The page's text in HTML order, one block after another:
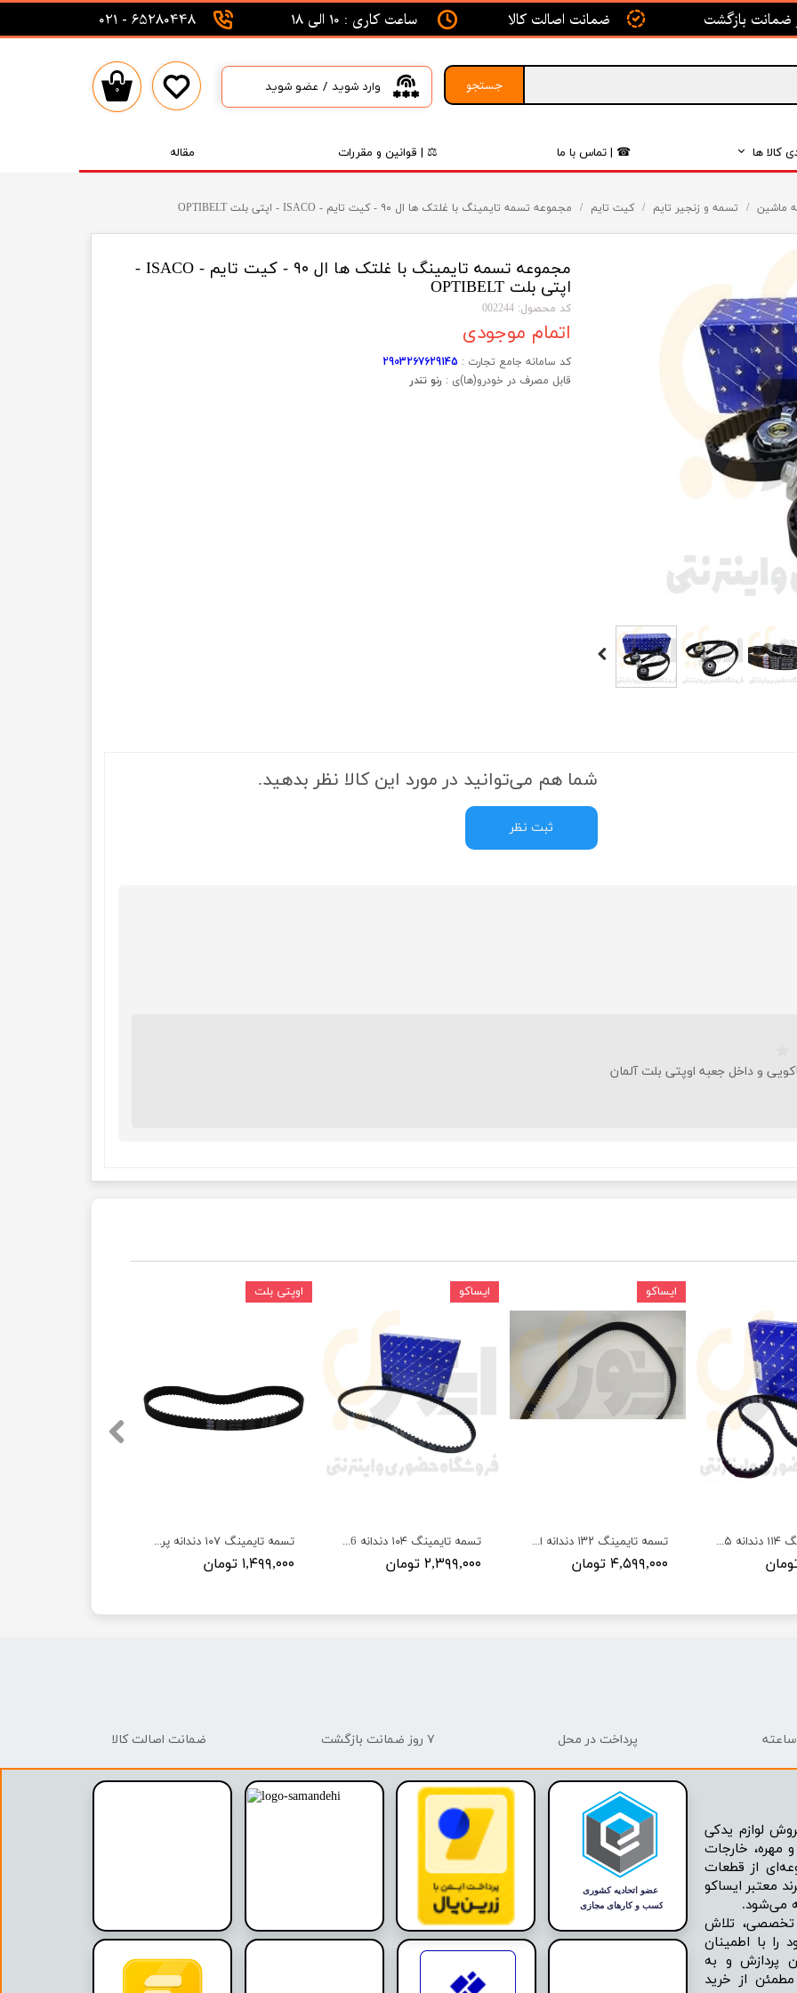
جستجو
کالا ها
قدرت
و ترمز
و اسپرت
ماشین
☎ | تماس با ما ⚖ | قوانین و مقررات مقاله
ضمانت اصالت کالا ساعت کاری : 10 الی 18 65280448 - 021
۰ وارد شوید / عضو شوید
حساب کاربری من
تغییر گذر واژه
ماشین تسمه و زنجیر تایم کیت تایم مجموعه تسمه تایمینگ با غلتک ها ال ۹۰ - کیت تایم - ISACO - اپتی بلت OPTIBELT
مجموعه تسمه تایمینگ با غلتک ها ال ۹۰ - کیت تایم - ISACO -
اپتی بلت OPTIBELT
کد محصول: 002244
اتمام موجودی
کد سامانه جامع تجارت : 2903267629145
قابل مصرف در خودرو(ها)ی : رنو تندر
شما هم می‌توانید در مورد این کالا نظر بدهید.
ثبت نظر
و داخل جعبه اوپتی بلت آلمان
تسمه تایمینگ ۱۰۷ دندانه پراید ، تیبا ، ساینا ، کوئیک ، شاهین ۲۲CR RTA اوپتی بلت | OPTIBELT
۱,۴۹۹,۰۰۰ تومان
اوپتی بلت
تسمه تایمینگ ۱۰۴ دندانه TU3 206 پژو - ISACO - رایکا آلتون
۲,۳۹۹,۰۰۰ تومان
ایساکو
تسمه تایمینگ ۱۳۲ دندانه ال ۹۰ - ISACO - رایکا آلتون (آلمان)
۴,۵۹۹,۰۰۰ تومان
ایساکو
تسمه تایمینگ ۱۱۴ دندانه ۴۰۵-سمند-پارس - ISACO - رایکا آلتون (آلمان)
لوازم یدکی
مهره، خارجات
از قطعات
معتبر ایساکو
تخصصی، تلاش
را با اطمینان
پردازش و به
از خرید
پرداخت در محل ۷ روز ضمانت بازگشت ضمانت اصالت کالا